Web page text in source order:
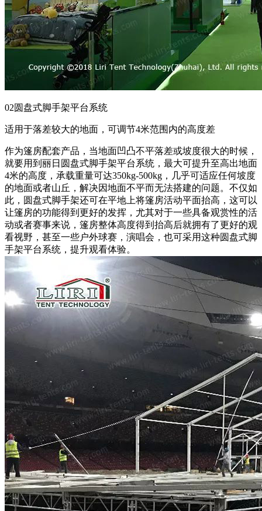
02圆盘式脚手架平台系统
适用于落差较大的地面，可调节4米范围内的高度差
作为篷房配套产品，当地面凹凸不平落差或坡度很大的时候，
就要用到丽日圆盘式脚手架平台系统，最大可提升至高出地面
4米的高度，承载重量可达350kg-500kg，几乎可适应任何坡度
的地面或者山丘，解决因地面不平而无法搭建的问题。不仅如
此，圆盘式脚手架还可在平地上将篷房活动平面抬高，这可以
让篷房的功能得到更好的发挥，尤其对于一些具备观赏性的活
动或者赛事来说，篷房整体高度得到抬高后就拥有了更好的观
看视野，甚至一些户外球赛，演唱会，也可采用这种圆盘式脚
手架平台系统，提升观看体验。